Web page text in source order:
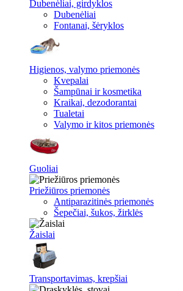
Dubenėliai, girdyklos
Dubenėliai
Fontanai, šėryklos
Higienos, valymo priemonės
Kvepalai
Šampūnai ir kosmetika
Kraikai, dezodorantai
Tualetai
Valymo ir kitos priemonės
Guoliai
Priežiūros priemonės
Antiparazitinės priemonės
Šepečiai, šukos, žirklės
Žaislai
Transportavimas, krepšiai